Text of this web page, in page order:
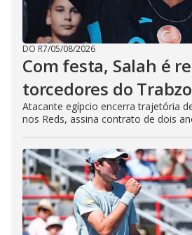
DO R7/05/08/2026
Com festa, Salah é
torcedores do
Atacante egípcio encerra trajetória
nos Reds, assina contrato de dois